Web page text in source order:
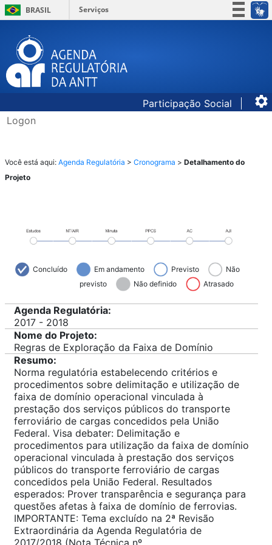
BRASIL
Serviços
Canais
Participação Social
Logon
​​​​​​Você está aqui: ​​​ Agenda Regulatória ​ > Cronograma ​ > Detalhamento do
Projeto
Concluído Em andamento Previsto
Não
previsto
Não definido Atrasado
Agenda Regulatória:
2017 - 2018
Nome do Projeto:
Regras de Exploração da Faixa de Domínio
Resumo:
Norma regulatória estabelecendo critérios e
procedimentos sobre delimitação e utilização de
faixa de domínio operacional vinculada à
prestação dos serviços públicos do transporte
ferroviário de cargas concedidos pela União
Federal. Visa debater: Delimitação e
procedimentos para utilização da faixa de domínio
operacional vinculada à prestação dos serviços
públicos do transporte ferroviário de cargas
concedidos pela União Federal. Resultados
esperados: Prover transparência e segurança para
questões afetas à faixa de domínio de ferrovias.
IMPORTANTE: Tema excluído na 2ª Revisão
Extraordinária da Agenda Regulatória de